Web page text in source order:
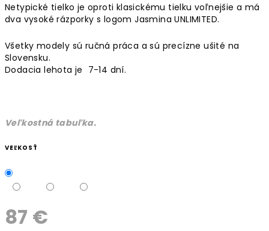
Netypické tielko je oproti klasickému tielku voľnejšie a má
dva vysoké rázporky s logom Jasmina UNLIMITED.
Všetky modely sú ručná práca a sú precízne ušité na
Slovensku.
Dodacia lehota je 7-14 dní.
Veľkostná tabuľka.
VEĽKOSŤ
87 €